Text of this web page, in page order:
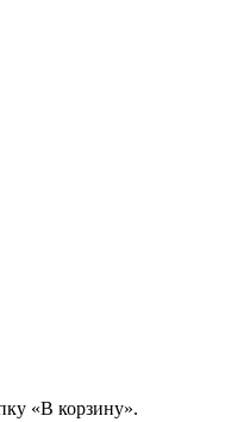
«В корзину».